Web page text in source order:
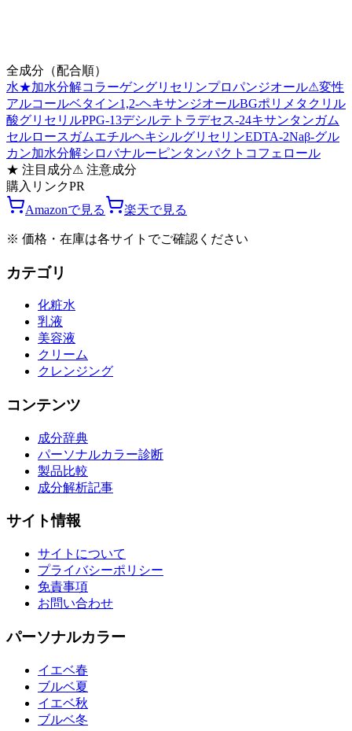
全成分（配合順）
水★加水分解コラーゲングリセリンプロパンジオール⚠変性
アルコールベタイン1,2-ヘキサンジオールBGポリメタクリル
酸グリセリルPPG-13デシルテトラデセス-24キサンタンガム
セルロースガムエチルヘキシルグリセリンEDTA-2Naβ-グル
カン加水分解シロバナルーピンタンパク トコフェロール
★ 注目成分⚠ 注意成分
購入リンクPR
Amazonで見る
楽天で見る
※ 価格・在庫は各サイトでご確認ください
カテゴリ
化粧水
乳液
美容液
クリーム
クレンジング
コンテンツ
成分辞典
パーソナルカラー診断
製品比較
成分解析記事
サイト情報
サイトについて
プライバシーポリシー
免責事項
お問い合わせ
パーソナルカラー
イエベ春
ブルベ夏
イエベ秋
ブルベ冬